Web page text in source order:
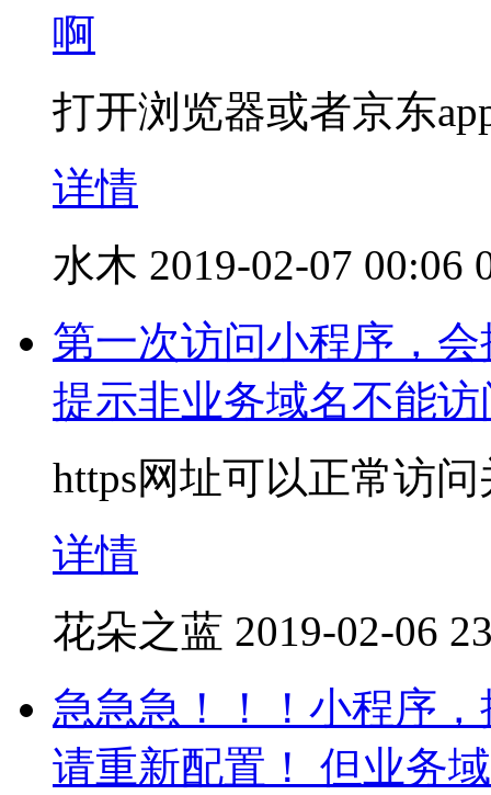
啊
打开浏览器或者京东
详情
水木 2019-02-07 00:06
第一次访问小程序，
提示非业务域名不能访
https网址可以正常访
详情
花朵之蓝 2019-02-06
急急急！！！小程序
请重新配置！ 但业务